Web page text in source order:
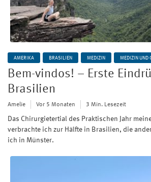
AMERIKA BRASILIEN MEDIZIN MEDIZIN UND
Bem-vindos! – Erste
Brasilien
Amelie Vor 5 Monaten 3 Min. Lesezeit
Das Chirurgietertial des Praktischen Jahr
verbrachte ich zur Hälfte in Brasilien, die
ich in Münster.